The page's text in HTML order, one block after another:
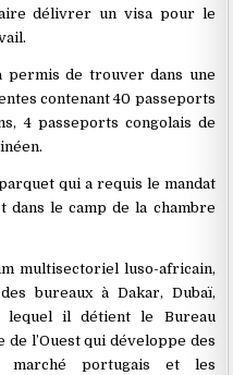
délivrer un visa pour le
permis de trouver dans une
contenant 40 passeports
4 passeports congolais de
qui a requis le mandat
dans le camp de la chambre
multisectoriel luso-africain,
bureaux à Dakar, Dubaï,
lequel il détient le Bureau
de l’Ouest qui développe des
marché portugais et les